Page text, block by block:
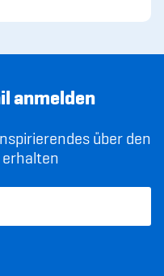
anmelden
über den
erhalten